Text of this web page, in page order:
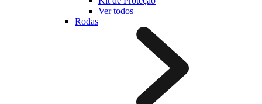
Ver todos
Rodas